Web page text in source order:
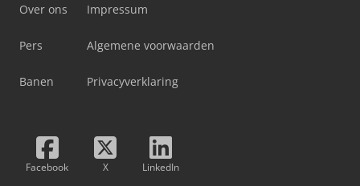
Over ons
Pers
Banen
Impressum
Algemene voorwaarden
Privacyverklaring
Facebook X LinkedIn